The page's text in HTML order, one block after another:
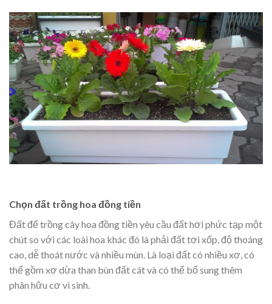
Chọn đất trồng hoa đồng tiền
Đất để trồng cây hoa đồng tiền yêu cầu đất hơi phức tạp một
chút so với các loài hoa khác đó là phải đất tơi xốp, độ thoáng
cao, dễ thoát nước và nhiều mùn. Là loại đất có nhiều xơ, có
thể gồm xơ dừa than bùn đất cát và có thể bổ sung thêm
phân hữu cơ vi sinh.